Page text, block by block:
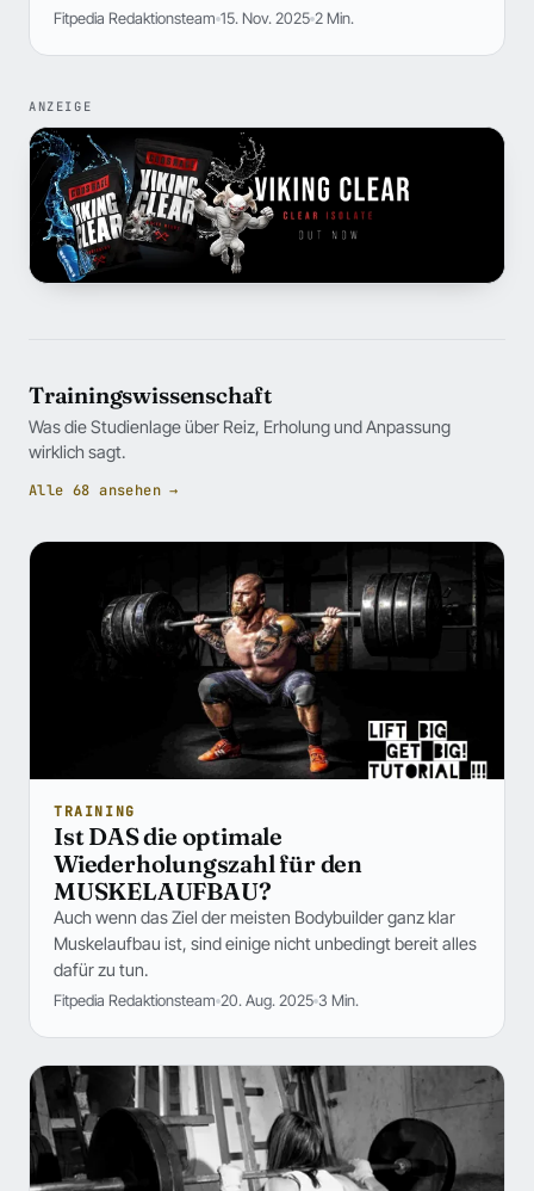
Fitpedia Redaktionsteam 15. Nov. 2025 2 Min.
ANZEIGE
Trainingswissenschaft
Was die Studienlage über Reiz, Erholung und Anpassung
wirklich sagt.
Alle 68 ansehen →
TRAINING
Ist DAS die optimale
Wiederholungszahl für den
MUSKELAUFBAU?
Auch wenn das Ziel der meisten Bodybuilder ganz klar
Muskelaufbau ist, sind einige nicht unbedingt bereit alles
dafür zu tun.
Fitpedia Redaktionsteam 20. Aug. 2025 3 Min.